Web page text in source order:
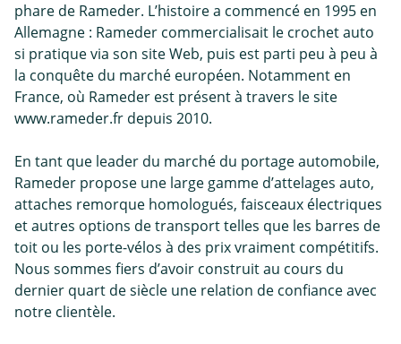
phare de Rameder. L’histoire a commencé en 1995 en
Allemagne : Rameder commercialisait le crochet auto
si pratique via son site Web, puis est parti peu à peu à
la conquête du marché européen. Notamment en
France, où Rameder est présent à travers le site
www.rameder.fr depuis 2010.
En tant que leader du marché du portage automobile,
Rameder propose une large gamme d’attelages auto,
attaches remorque homologués, faisceaux électriques
et autres options de transport telles que les barres de
toit ou les porte-vélos à des prix vraiment compétitifs.
Nous sommes fiers d’avoir construit au cours du
dernier quart de siècle une relation de confiance avec
notre clientèle.